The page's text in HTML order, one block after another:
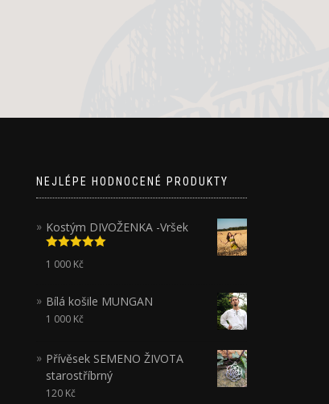
NEJLÉPE HODNOCENÉ PRODUKTY
Kostým DIVOŽENKA -Vršek
Hodnocení
5.00z 5
1 000 Kč
Bílá košile MUNGAN
1 000 Kč
Přívěsek SEMENO ŽIVOTA
starostříbrný
120 Kč